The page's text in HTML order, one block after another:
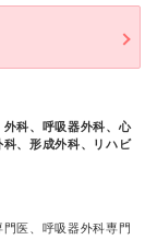
科、呼吸器外科、心
、形成外科、リハビ
医、呼吸器外科専門